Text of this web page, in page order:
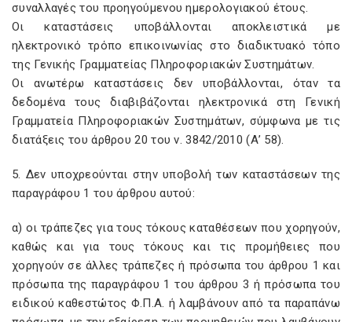
συναλλαγές του προηγούμενου ημερολογιακού έτους.
Οι καταστάσεις υποβάλλονται αποκλειστικά με
ηλεκτρονικό τρόπο επικοινωνίας στο διαδικτυακό τόπο
της Γενικής Γραμματείας Πληροφοριακών Συστημάτων.
Οι ανωτέρω καταστάσεις δεν υποβάλλονται, όταν τα
δεδομένα τους διαβιβάζονται ηλεκτρονικά στη Γενική
Γραμματεία Πληροφοριακών Συστημάτων, σύμφωνα με τις
διατάξεις του άρθρου 20 του ν. 3842/2010 (Α’ 58).
5. Δεν υποχρεούνται στην υποβολή των καταστάσεων της
παραγράφου 1 του άρθρου αυτού:
α) οι τράπεζες για τους τόκους καταθέσεων που χορηγούν,
καθώς και για τους τόκους και τις προμήθειες που
χορηγούν σε άλλες τράπεζες ή πρόσωπα του άρθρου 1 και
πρόσωπα της παραγράφου 1 του άρθρου 3 ή πρόσωπα του
ειδικού καθεστώτος Φ.Π.Α. ή λαμβάνουν από τα παραπάνω